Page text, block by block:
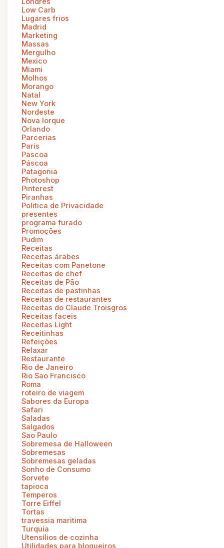
Low Carb
Lugares frios
Madrid
Marketing
Massas
Mergulho
Mexico
Miami
Molhos
Morango
Natal
New York
Nordeste
Nova Iorque
Orlando
Parcerias
Paris
Pascoa
Páscoa
Patagonia
Photoshop
Pinterest
Piranhas
Politica de Privacidade
presentes
programa furado
Promoções
Pudim
Receitas
Receitas árabes
Receitas com Panetone
Receitas de chef
Receitas de Pão
Receitas de pastinhas
Receitas de restaurantes
Receitas do Claude Troisgros
Receitas faceis
Receitas Light
Receitinhas
Refeições
Relaxar
Restaurante
Rio de Janeiro
Rio Sao Francisco
Roma
roteiro de viagem
Sabores da Europa
Safari
Saladas
Salgados
Sao Paulo
Sobremesa de Halloween
Sobremesas
Sobremesas geladas
Sonho de Consumo
Sorvete
tapioca
Temperos
Torre Eiffel
Tortas
travessia maritima
Turquia
Utensílios de cozinha
Utilidades para blogueiros